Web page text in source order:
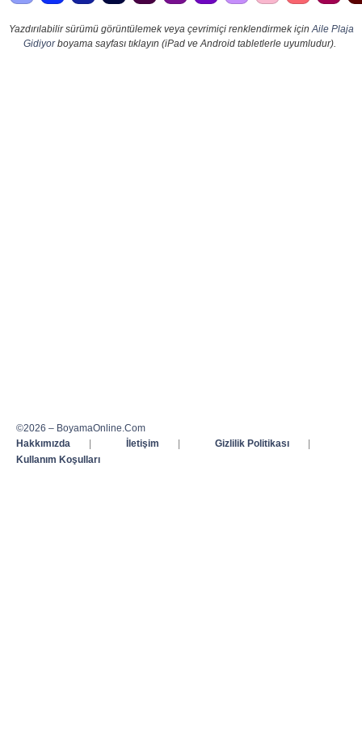
Yazdırılabilir sürümü görüntülemek veya çevrimiçi renklendirmek için Aile Plaja
Gidiyorboyama sayfası tıklayın (iPad ve Android tabletlerle uyumludur).
©2026 – BoyamaOnline.Com
Hakkımızda
| İletişim | Gizlilik Politikası
|
Kullanım Koşulları